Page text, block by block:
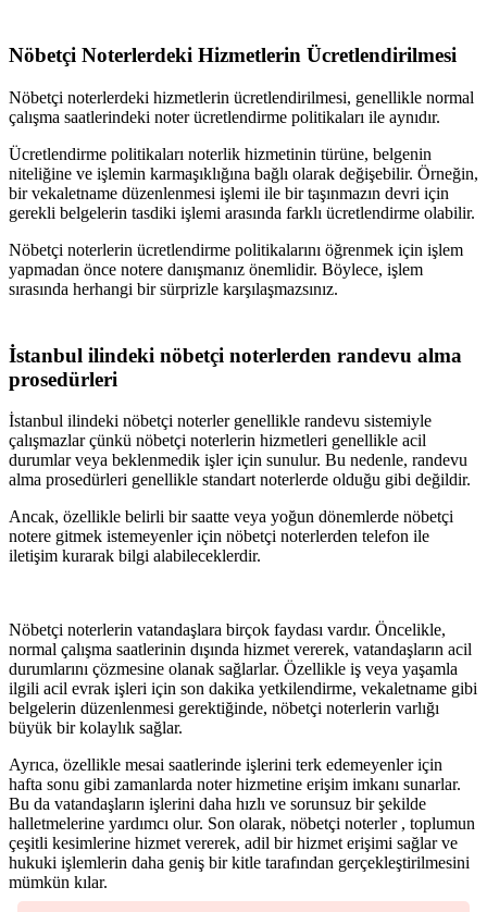
Nöbetçi Noterlerdeki Hizmetlerin Ücretlendirilmesi
Nöbetçi noterlerdeki hizmetlerin ücretlendirilmesi, genellikle normal
çalışma saatlerindeki noter ücretlendirme politikaları ile aynıdır.
Ücretlendirme politikaları noterlik hizmetinin türüne, belgenin
niteliğine ve işlemin karmaşıklığına bağlı olarak değişebilir. Örneğin,
bir vekaletname düzenlenmesi işlemi ile bir taşınmazın devri için
gerekli belgelerin tasdiki işlemi arasında farklı ücretlendirme olabilir.
Nöbetçi noterlerin ücretlendirme politikalarını öğrenmek için işlem
yapmadan önce notere danışmanız önemlidir. Böylece, işlem
sırasında herhangi bir sürprizle karşılaşmazsınız.
İstanbul ilindeki nöbetçi noterlerden randevu alma
prosedürleri
İstanbul ilindeki nöbetçi noterler genellikle randevu sistemiyle
çalışmazlar çünkü nöbetçi noterlerin hizmetleri genellikle acil
durumlar veya beklenmedik işler için sunulur. Bu nedenle, randevu
alma prosedürleri genellikle standart noterlerde olduğu gibi değildir.
Ancak, özellikle belirli bir saatte veya yoğun dönemlerde nöbetçi
notere gitmek istemeyenler için nöbetçi noterlerden telefon ile
iletişim kurarak bilgi alabileceklerdir.
Nöbetçi noterlerin vatandaşlara birçok faydası vardır. Öncelikle,
normal çalışma saatlerinin dışında hizmet vererek, vatandaşların acil
durumlarını çözmesine olanak sağlarlar. Özellikle iş veya yaşamla
ilgili acil evrak işleri için son dakika yetkilendirme, vekaletname gibi
belgelerin düzenlenmesi gerektiğinde, nöbetçi noterlerin varlığı
büyük bir kolaylık sağlar.
Ayrıca, özellikle mesai saatlerinde işlerini terk edemeyenler için
hafta sonu gibi zamanlarda noter hizmetine erişim imkanı sunarlar.
Bu da vatandaşların işlerini daha hızlı ve sorunsuz bir şekilde
halletmelerine yardımcı olur. Son olarak, nöbetçi noterler , toplumun
çeşitli kesimlerine hizmet vererek, adil bir hizmet erişimi sağlar ve
hukuki işlemlerin daha geniş bir kitle tarafından gerçekleştirilmesini
mümkün kılar.